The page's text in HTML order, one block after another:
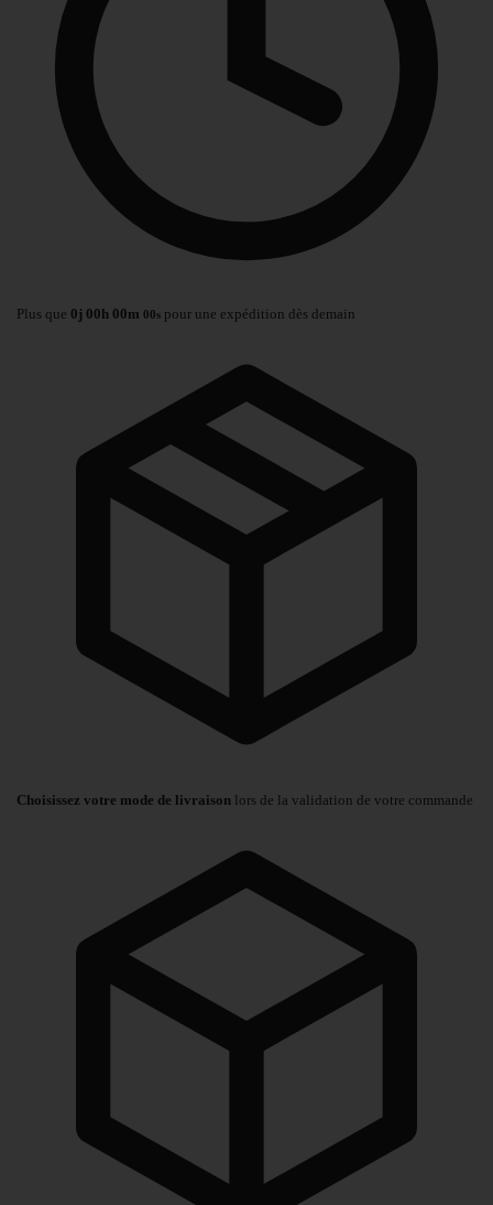
Plus que 0j 00h 00m 00s pour une expédition dès demain
Choisissez votre mode de livraison lors de la validation de votre commande